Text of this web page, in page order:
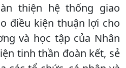
thiện hệ thống giao
điều kiện thuận lợi cho
và học tập của Nhân
tinh thần đoàn kết, sẻ